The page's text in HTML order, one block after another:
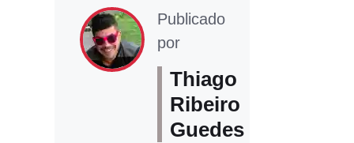
Publicado
por
Thiago
Ribeiro
Guedes